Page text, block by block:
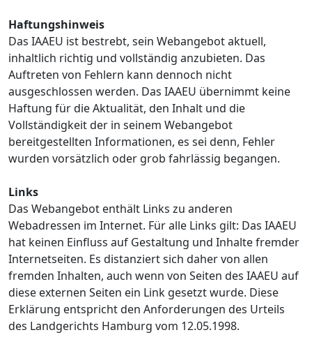
Haftungshinweis
Das IAAEU ist bestrebt, sein Webangebot aktuell,
inhaltlich richtig und vollständig anzubieten. Das
Auftreten von Fehlern kann dennoch nicht
ausgeschlossen werden. Das IAAEU übernimmt keine
Haftung für die Aktualität, den Inhalt und die
Vollständigkeit der in seinem Webangebot
bereitgestellten Informationen, es sei denn, Fehler
wurden vorsätzlich oder grob fahrlässig begangen.
Links
Das Webangebot enthält Links zu anderen
Webadressen im Internet. Für alle Links gilt: Das IAAEU
hat keinen Einfluss auf Gestaltung und Inhalte fremder
Internetseiten. Es distanziert sich daher von allen
fremden Inhalten, auch wenn von Seiten des IAAEU auf
diese externen Seiten ein Link gesetzt wurde. Diese
Erklärung entspricht den Anforderungen des Urteils
des Landgerichts Hamburg vom 12.05.1998.